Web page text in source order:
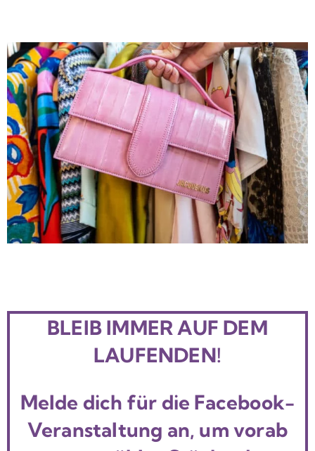
BLEIB IMMER AUF DEM
LAUFENDEN!
Melde dich für die Facebook-
Veranstaltung an, um vorab